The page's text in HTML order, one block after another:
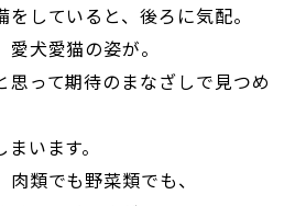
していると、後ろに気配。
犬愛猫の姿が。
思って期待のまなざしで見つめ
います。
類でも野菜類でも、